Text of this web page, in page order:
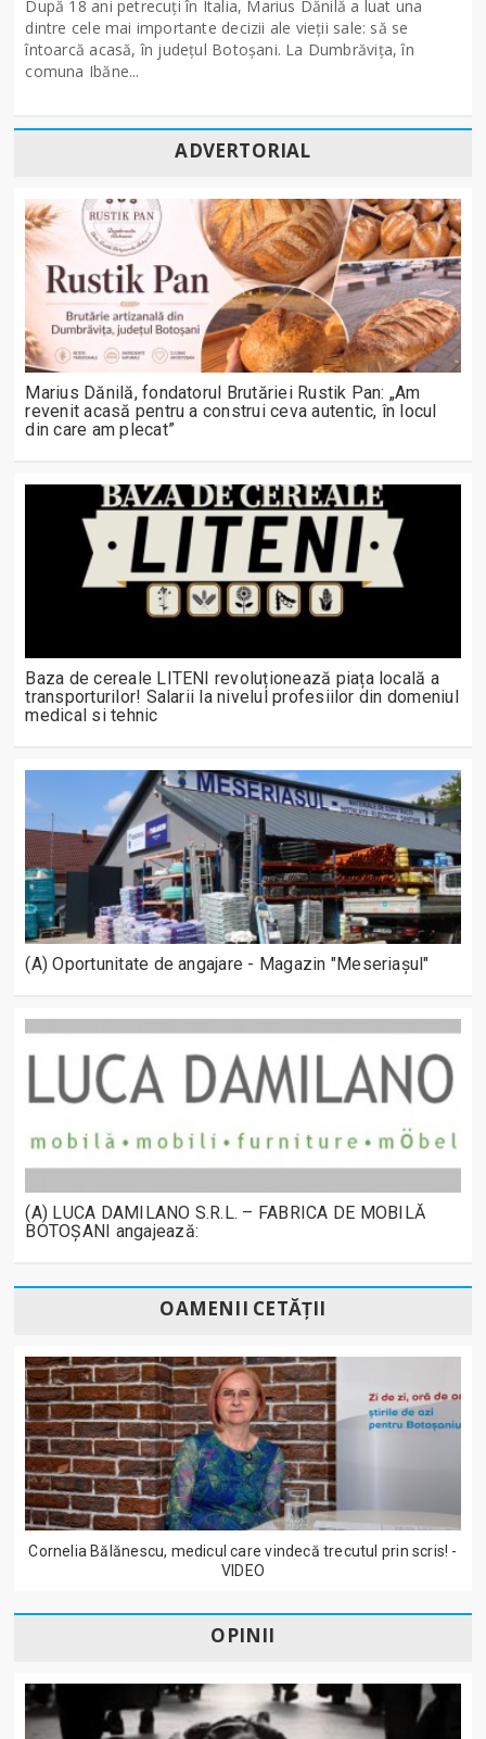
După 18 ani petrecuți în Italia, Marius Dănilă a luat una
dintre cele mai importante decizii ale vieții sale: să se
întoarcă acasă, în județul Botoșani. La Dumbrăvița, în
comuna Ibăne...
ADVERTORIAL
Marius Dănilă, fondatorul Brutăriei Rustik Pan: „Am
revenit acasă pentru a construi ceva autentic, în locul
din care am plecat”
Baza de cereale LITENI revoluționează piața locală a
transporturilor! Salarii la nivelul profesiilor din domeniul
medical si tehnic
(A) Oportunitate de angajare - Magazin "Meseriașul"
(A) LUCA DAMILANO S.R.L. – FABRICA DE MOBILĂ
BOTOȘANI angajează:
OAMENII CETĂȚII
Cornelia Bălănescu, medicul care vindecă trecutul prin scris! -
VIDEO
OPINII